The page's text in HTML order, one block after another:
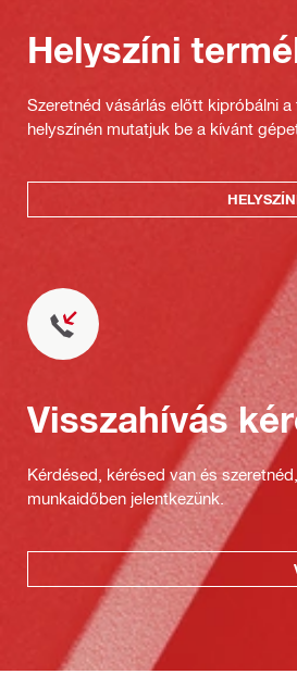
Helyszíni
Szeretnéd vásárlás előtt kipróbálni
helyszínén mutatjuk be a kívánt
Visszahívás
Kérdésed, kérésed van és
munkaidőben jelentkezünk.